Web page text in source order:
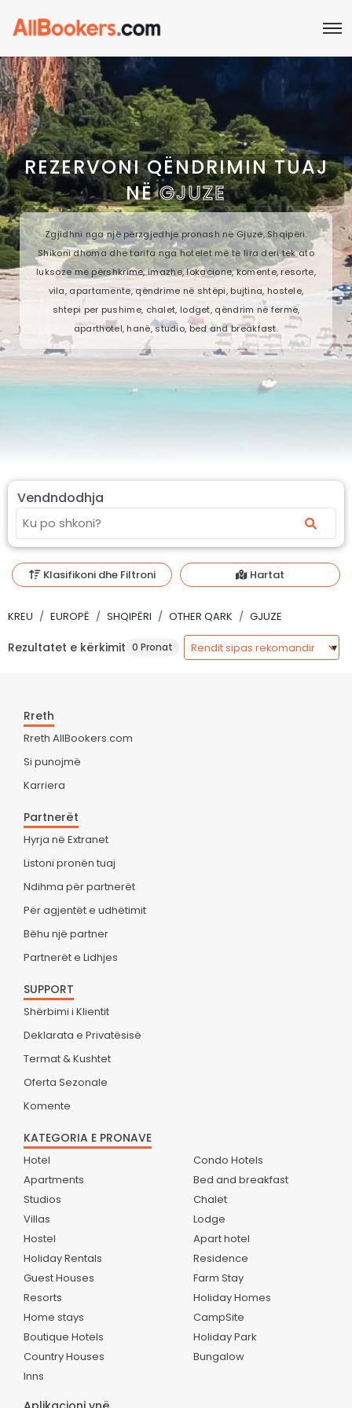
REZERVONI QËNDRIMIN TUAJ
NËGJUZE
Zgjidhni nga një përzgjedhje pronash në Gjuze, Shqipëri.
Shikoni dhoma dhe tarifa nga hotelet më të lira deri tek ato
luksoze me përshkrime, imazhe, lokacione, komente, resorte,
vila, apartamente, qëndrime në shtëpi, bujtina, hostele,
shtepi per pushime, chalet, lodget, qëndrim në fermë,
aparthotel, hanë, studio, bed and breakfast.
Vendndodhja
Klasifikoni dhe Filtroni Hartat
KREU EUROPË SHQIPËRI OTHER QARK GJUZE
Rezultatet e kërkimit 0 Pronat
Rreth
Rreth AllBookers.com
Si punojmë
Karriera
Partnerët
Hyrja në Extranet
Listoni pronën tuaj
Ndihma për partnerët
Për agjentët e udhëtimit
Bëhu një partner
Partnerët e Lidhjes
SUPPORT
Shërbimi i Klientit
Deklarata e Privatësisë
Termat & Kushtet
Oferta Sezonale
Komente
KATEGORIA E PRONAVE
Hotel
Apartments
Studios
Villas
Hostel
Holiday Rentals
Guest Houses
Resorts
Home stays
Boutique Hotels
Country Houses
Inns
Condo Hotels
Bed and breakfast
Chalet
Lodge
Apart hotel
Residence
Farm Stay
Holiday Homes
CampSite
Holiday Park
Bungalow